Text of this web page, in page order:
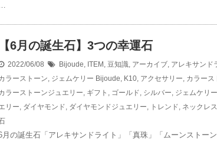
【6月の誕生石】3つの幸運石
2022/06/08 Bijoude, ITEM , 豆知識, アーカイブ, アレキサンド
ラーストーン, ジェムケリー Bijoude, K10, アクセサリー, カラース
ラーストーンジュエリー, ギフト , ゴールド, シルバー, ジェムケリー
リー, ダイヤモンド, ダイヤモンドジュエリー, トレンド, ネックレス
月の誕生石「アレキサンドライト」「真珠」「ムーンストーン